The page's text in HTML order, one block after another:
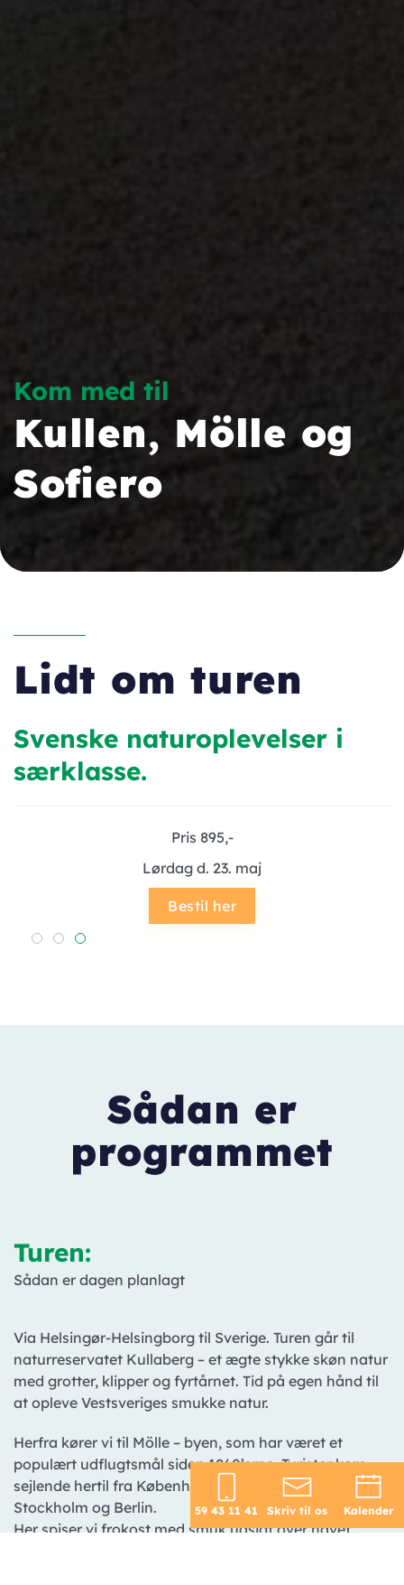
Kom med til
Kullen, Mölle og
Sofiero
Lidt om turen
Svenske naturoplevelser i
særklasse.
Pris 895,-
Lørdag d. 23. maj
Bestil her
Sådan er
programmet
Turen:
Sådan er dagen planlagt
Via Helsingør-Helsingborg til Sverige. Turen går til
naturreservatet Kullaberg – et ægte stykke skøn natur
med grotter, klipper og fyrtårnet. Tid på egen hånd til
at opleve Vestsveriges smukke natur.
Herfra kører vi til Mölle – byen, som har været et
populært udflugtsmål siden 1860’erne. Turister kom
sejlende hertil fra København, eller med tog fra
Stockholm og Berlin.
Her spiser vi frokost med smuk udsigt over havet.
59 43 11 41 Skriv til os Kalender